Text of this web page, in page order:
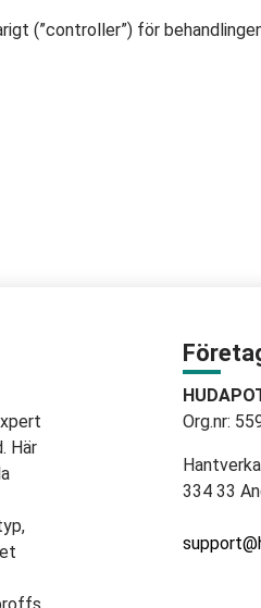
(”controller”) för
Här
Org.nr:
334 33